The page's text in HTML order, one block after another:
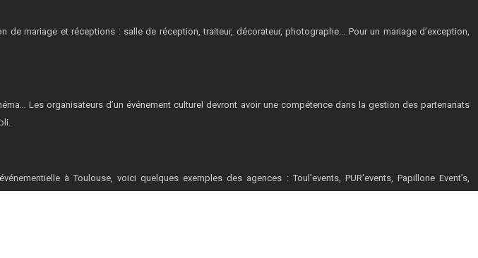
mariage et réceptions : salle de réception, traiteur, décorateur, photographe... Pour un mariage d’exception,
Les organisateurs d’un événement culturel devront avoir une compétence dans la gestion des partenariats
à Toulouse, voici quelques exemples des agences : Toul'events, PUR'events, Papillone Event’s,